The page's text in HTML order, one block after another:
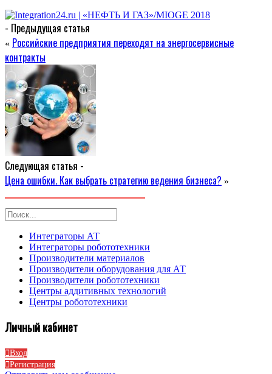
- Предыдущая статья
« Российские предприятия переходят на энергосервисные
контракты
Следующая статья -
Цена ошибки. Как выбрать стратегию ведения бизнеса? »
Интеграторы АТ
Интеграторы робототехники
Производители материалов
Производители оборудования для АТ
Производители робототехники
Центры аддитивных технологий
Центры робототехники
Личный кабинет
Вход
Регистрация